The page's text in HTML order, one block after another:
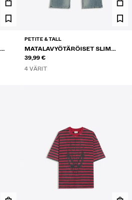
PETITE & TALL
MATALAVYÖTÄRÖISET SLIM
BOOTCUT-FARKUT
39,99 €
4 VÄRIT